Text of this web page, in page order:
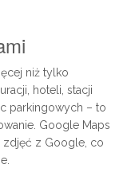
niż tylko
hoteli, stacji
parkingowych – to
Google Maps
zdjęć z Google, co